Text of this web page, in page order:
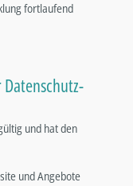
fortlaufend
und hat den
und Angebote